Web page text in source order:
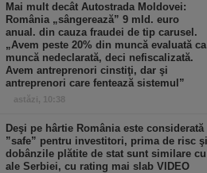
Mai mult decât Autostrada Moldovei:
România „sângerează” 9 mld. euro
anual. din cauza fraudei de tip carusel.
„Avem peste 20% din muncă evaluată ca
muncă nedeclarată, deci nefiscalizată.
Avem antreprenori cinstiţi, dar şi
antreprenori care fentează sistemul”
astăzi, 10:38
Deşi pe hârtie România este considerată
”safe” pentru investitori, prima de risc şi
dobânzile plătite de stat sunt similare cu
ale Serbiei, cu rating mai slab VIDEO